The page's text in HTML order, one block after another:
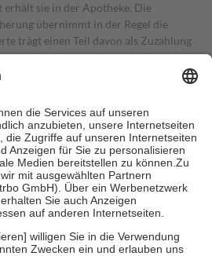
erhält sie in der Apotheke. Die
übernimmt in der Regel die
trägt einen Teil davon als Zuzahlung
Zuzahlungen in Höhe von zehn
jedoch nie mehr als die tatsächlichen
auch für Online-Apotheken.
Krankenpflege beträgt die
Kosten sowie zehn Euro je
für ihre eigene Gesundheit zu
der Familie zu unterstützen,
bei: